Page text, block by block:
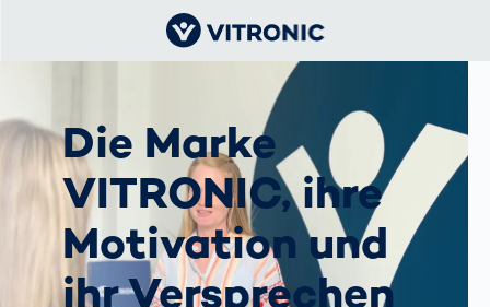
Die Marke
VITRONIC, ihre
Motivation und
ihr Versprechen